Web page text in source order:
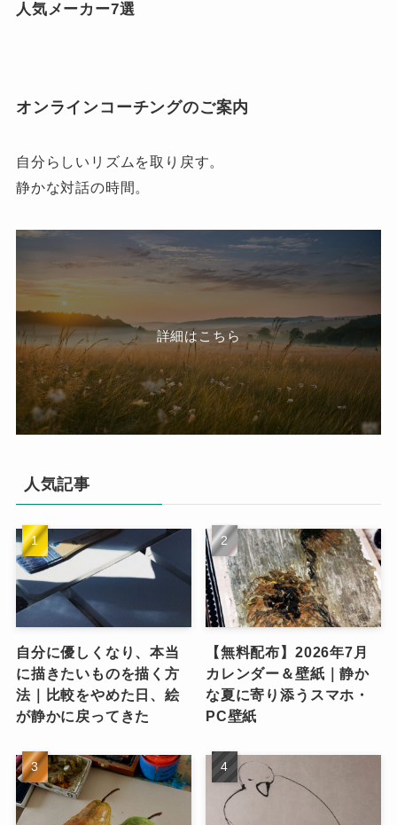
人気メーカー7選
オンラインコーチングのご案内
自分らしいリズムを取り戻す。
静かな対話の時間。
詳細はこちら
人気記事
自分に優しくなり、本当
に描きたいものを描く方
法｜比較をやめた日、絵
が静かに戻ってきた
【無料配布】2026年7月
カレンダー＆壁紙｜静か
な夏に寄り添うスマホ・
PC壁紙